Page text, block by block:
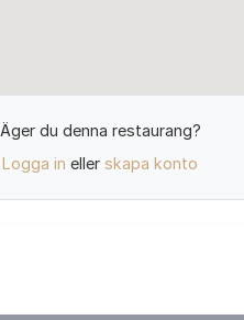
Äger du denna restaurang?
Logga in eller skapa konto